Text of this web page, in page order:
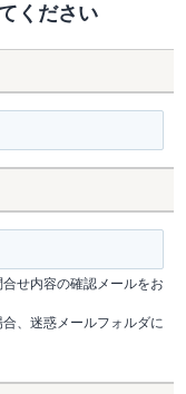
ください
せ内容の確認メールをお
、迷惑メールフォルダに